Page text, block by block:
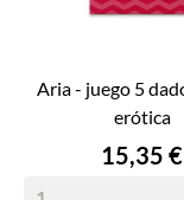
aria - juego 5 dados fiesta
erótica
Precio
15,35 €